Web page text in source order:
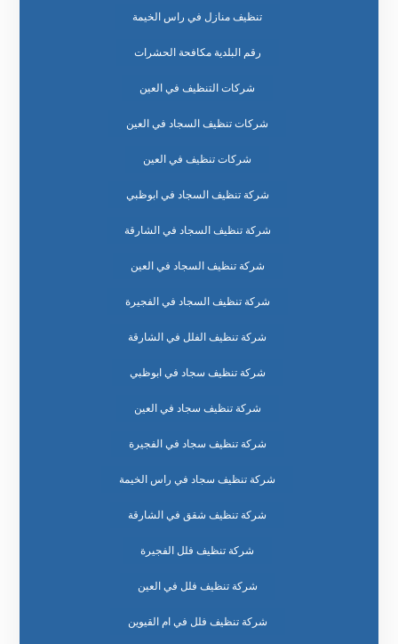
تنظيف منازل في راس الخيمة
رقم البلدية مكافحة الحشرات
شركات التنظيف في العين
شركات تنظيف السجاد في العين
شركات تنظيف في العين
شركة تنظيف السجاد في ابوظبي
شركة تنظيف السجاد في الشارقة
شركة تنظيف السجاد في العين
شركة تنظيف السجاد في الفجيرة
شركة تنظيف الفلل في الشارقة
شركة تنظيف سجاد في ابوظبي
شركة تنظيف سجاد في العين
شركة تنظيف سجاد في الفجيرة
شركة تنظيف سجاد في راس الخيمة
شركة تنظيف شقق في الشارقة
شركة تنظيف فلل الفجيرة
شركة تنظيف فلل في العين
شركة تنظيف فلل في ام القيوين